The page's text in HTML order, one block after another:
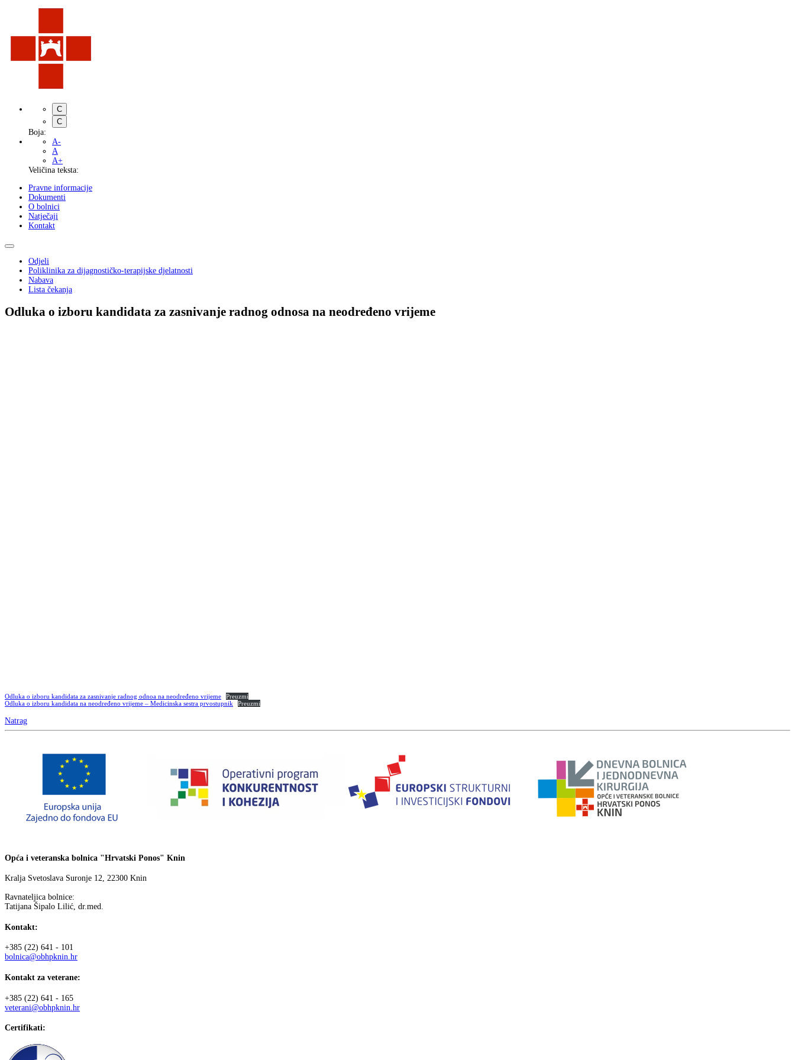
C
C
Boja:
A-
A
A+
Veličina teksta:
Pravne informacije
Dokumenti
O bolnici
Natječaji
Kontakt
Odjeli
Poliklinika za dijagnostičko-terapijske djelatnosti
Nabava
Lista čekanja
Odluka o izboru kandidata za zasnivanje radnog odnosa na neodređeno vrijeme
Odluka o izboru kandidata za zasnivanje radnog odnoa na neodređeno vrijeme
Preuzmi
Odluka o izboru kandidata na neodređeno vrijeme – Medicinska sestra prvostupnik
Preuzmi
Natrag
Opća i veteranska bolnica "Hrvatski Ponos" Knin
Kralja Svetoslava Suronje 12, 22300 Knin
Ravnateljica bolnice:
Tatijana Šipalo Lilić, dr.med.
Kontakt:
+385 (22) 641 - 101
bolnica@obhpknin.hr
Kontakt za veterane:
+385 (22) 641 - 165
veterani@obhpknin.hr
Certifikati: